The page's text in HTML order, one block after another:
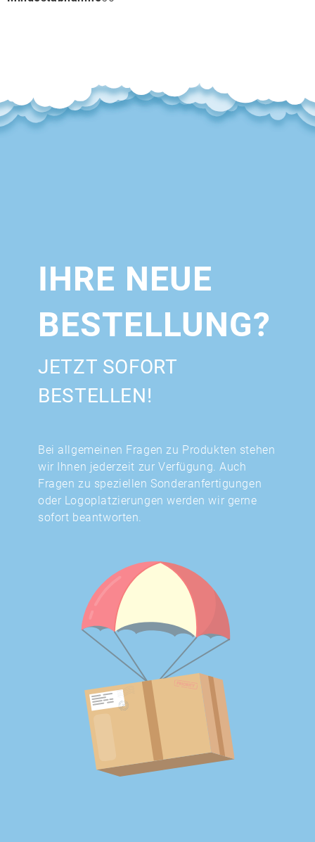
IHRE NEUE
BESTELLUNG?
JETZT SOFORT
BESTELLEN!
Bei allgemeinen Fragen zu Produkten stehen
wir Ihnen jederzeit zur Verfügung. Auch
Fragen zu speziellen Sonderanfertigungen
oder Logoplatzierungen werden wir gerne
sofort beantworten.